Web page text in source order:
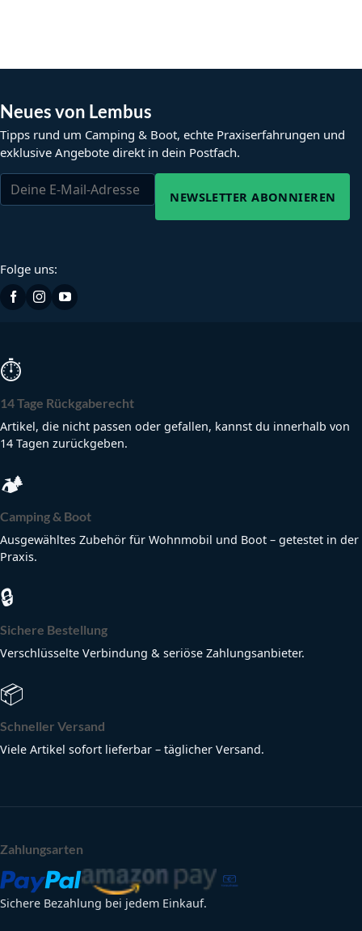
Neues von Lembus
Tipps rund um Camping & Boot, echte Praxiserfahrungen und
exklusive Angebote direkt in dein Postfach.
NEWSLETTER ABONNIEREN
Folge uns:
⏱
14 Tage Rückgaberecht
Artikel, die nicht passen oder gefallen, kannst du innerhalb von
14 Tagen zurückgeben.
🏕
Camping & Boot
Ausgewähltes Zubehör für Wohnmobil und Boot – getestet in der
Praxis.
🔒
Sichere Bestellung
Verschlüsselte Verbindung & seriöse Zahlungsanbieter.
📦
Schneller Versand
Viele Artikel sofort lieferbar – täglicher Versand.
Zahlungsarten
Sichere Bezahlung bei jedem Einkauf.